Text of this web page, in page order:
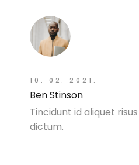
10. 02. 2021.
Ben Stinson
Tincidunt id aliquet
dictum.